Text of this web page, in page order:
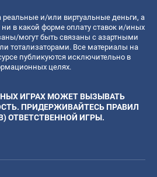
реальные и/или виртуальные деньги, а
в какой форме оплату ставок и/иных
могут быть связаны с азартными
тотализаторами. Все материалы на
публикуются исключительно в
целях.
ИГРАХ МОЖЕТ ВЫЗЫВАТЬ
ПРИДЕРЖИВАЙТЕСЬ ПРАВИЛ
ОТВЕТСТВЕННОЙ ИГРЫ.